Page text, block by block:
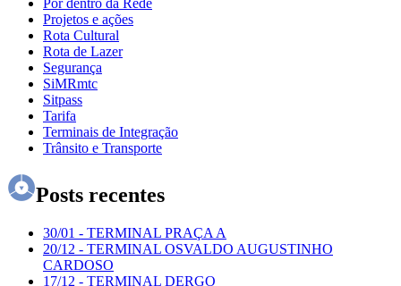
Projetos e ações
Rota Cultural
Rota de Lazer
Segurança
SiMRmtc
Sitpass
Tarifa
Terminais de Integração
Trânsito e Transporte
Posts recentes
30/01 - TERMINAL PRAÇA A
20/12 - TERMINAL OSVALDO AUGUSTINHO
CARDOSO
17/12 - TERMINAL DERGO